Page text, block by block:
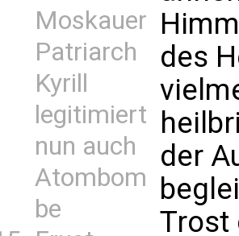
Moskauer
Patriarch
Kyrill
legitimiert
nun auch
Atombom
be
des
der
Trost